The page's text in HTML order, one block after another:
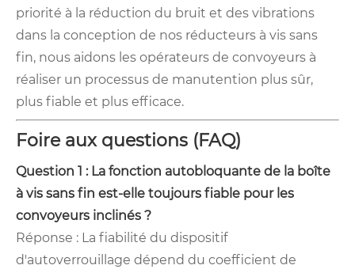
priorité à la réduction du bruit et des vibrations
dans la conception de nos réducteurs à vis sans
fin, nous aidons les opérateurs de convoyeurs à
réaliser un processus de manutention plus sûr,
plus fiable et plus efficace.
Foire aux questions (FAQ)
Question 1 : La fonction autobloquante de la boîte
à vis sans fin est-elle toujours fiable pour les
convoyeurs inclinés ?
Réponse : La fiabilité du dispositif
d'autoverrouillage dépend du coefficient de